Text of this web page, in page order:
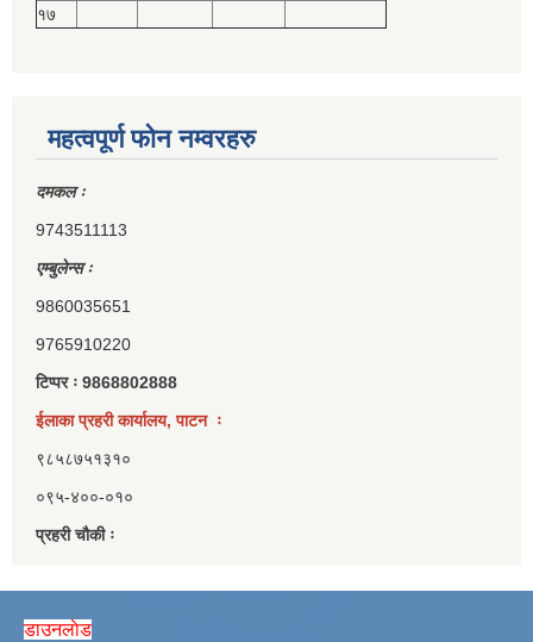
१७
महत्वपूर्ण फोन नम्वरहरु
दमकल ः
9743511113
एम्बुलेन्स ः
9860035651
9765910220
टिप्पर ः 9868802888
ईलाका प्रहरी कार्यालय, पाटन ः
९८५८७५१३१०
०९५-४००-०१०
प्रहरी चौकी ः
डाउनलाेड